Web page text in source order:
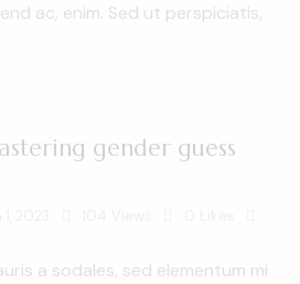
ac, enim. Sed ut perspiciatis,
gender guess
a sodales, sed elementum mi